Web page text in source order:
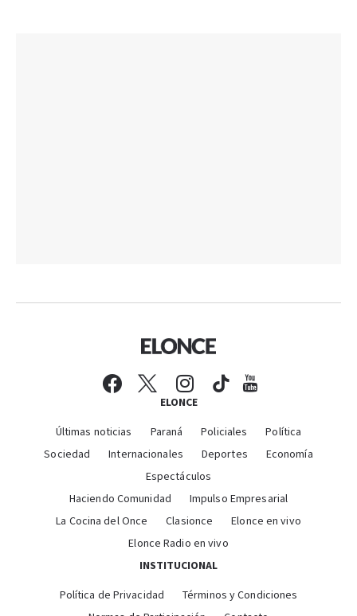
ELONCE
Últimas noticias Paraná Policiales
Política
Sociedad
Internacionales Deportes
Economía
Espectáculos
Haciendo Comunidad
Impulso Empresarial
La Cocina del Once
Clasionce
Elonce en vivo
Elonce Radio en vivo
INSTITUCIONAL
Política de Privacidad
Términos y Condiciones